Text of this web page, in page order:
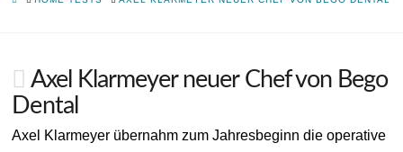
Axel Klarmeyer neuer Chef von Bego
Dental
Axel Klarmeyer übernahm zum Jahresbeginn die operative